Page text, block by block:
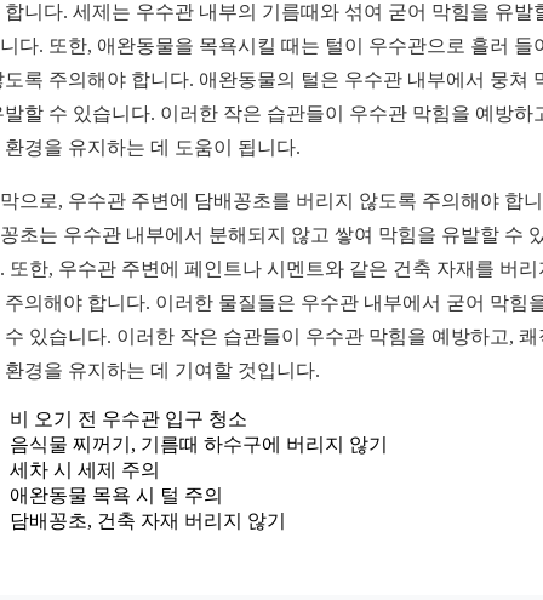
합니다. 세제는 우수관 내부의 기름때와 섞여 굳어 막힘을 유발
다. 또한, 애완동물을 목욕시킬 때는 털이 우수관으로 흘러 들
도록 주의해야 합니다. 애완동물의 털은 우수관 내부에서 뭉쳐
발할 수 있습니다. 이러한 작은 습관들이 우수관 막힘을 예방하
환경을 유지하는 데 도움이 됩니다.
으로, 우수관 주변에 담배꽁초를 버리지 않도록 주의해야 합
초는 우수관 내부에서 분해되지 않고 쌓여 막힘을 유발할 수
또한, 우수관 주변에 페인트나 시멘트와 같은 건축 자재를 버리
주의해야 합니다. 이러한 물질들은 우수관 내부에서 굳어 막힘
수 있습니다. 이러한 작은 습관들이 우수관 막힘을 예방하고, 쾌
환경을 유지하는 데 기여할 것입니다.
비 오기 전 우수관 입구 청소
음식물 찌꺼기, 기름때 하수구에 버리지 않기
세차 시 세제 주의
애완동물 목욕 시 털 주의
담배꽁초, 건축 자재 버리지 않기